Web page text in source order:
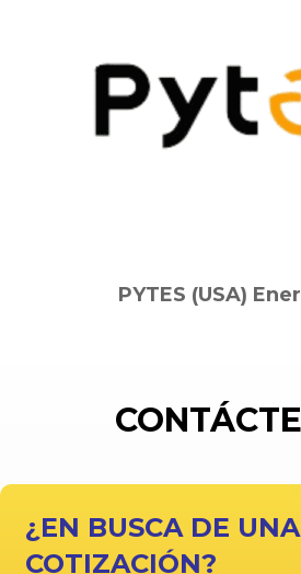
PYTES (USA)
¿EN BUSCA DE UNA
COTIZACIÓN?